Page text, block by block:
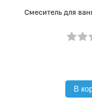
Смеситель для
В